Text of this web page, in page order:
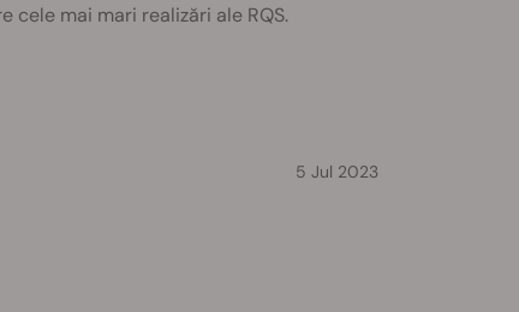
cele mai mari realizări ale RQS.
5 Jul 2023